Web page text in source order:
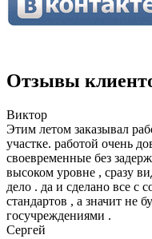
Отзывы
Виктор
Этим летом заказывал
участке. работой очень
своевременные без
высоком уровне , сразу
дело . да и сделано все с
стандартов , а значит не
госучреждениями .
Сергей